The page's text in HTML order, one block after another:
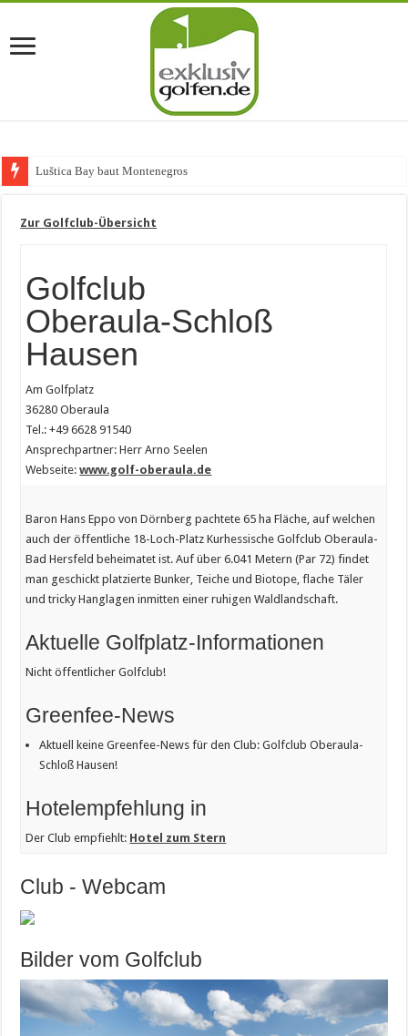
Luštica Bay baut Montenegros erste Golf
Zur Golfclub-Übersicht
Golfclub
Oberaula-Schloß
Hausen
Am Golfplatz
36280 Oberaula
Tel.: +49 6628 91540
Ansprechpartner: Herr Arno Seelen
Webseite:www.golf-oberaula.de
Baron Hans Eppo von Dörnberg pachtete 65 ha Fläche, auf welchen
auch der öffentliche 18-Loch-Platz Kurhessische Golfclub Oberaula-
Bad Hersfeld beheimatet ist. Auf über 6.041 Metern (Par 72) findet
man geschickt platzierte Bunker, Teiche und Biotope, flache Täler
und tricky Hanglagen inmitten einer ruhigen Waldlandschaft.
Aktuelle Golfplatz-Informationen
Nicht öffentlicher Golfclub!
Greenfee-News
Aktuell keine Greenfee-News für den Club: Golfclub Oberaula-
Schloß Hausen!
Hotelempfehlung in
Der Club empfiehlt: Hotel zum Stern
Club - Webcam
Bilder vom Golfclub